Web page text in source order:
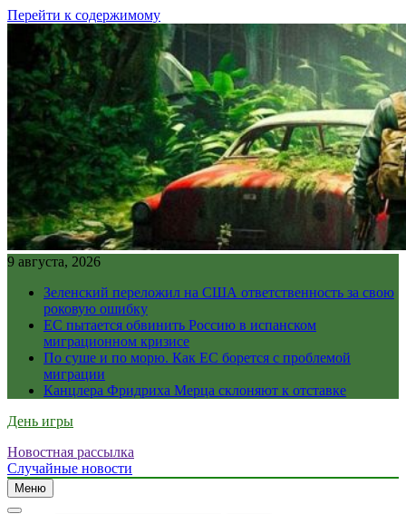
Перейти к содержимому
9 августа, 2026
Зеленский переложил на США ответственность за свою
роковую ошибку
ЕС пытается обвинить Россию в испанском
миграционном кризисе
По суше и по морю. Как ЕС борется с проблемой
миграции
Канцлера Фридриха Мерца склоняют к отставке
День игры
Новостная рассылка
Случайные новости
Меню